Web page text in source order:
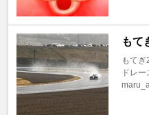
もて
もて
ドレー